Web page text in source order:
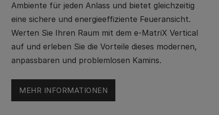
Ambiente für jeden Anlass und bietet gleichzeitig
eine sichere und energieeffiziente Feueransicht.
Werten Sie Ihren Raum mit dem e-MatriX Vertical
auf und erleben Sie die Vorteile dieses modernen,
anpassbaren und problemlosen Kamins.
MEHR INFORMATIONEN